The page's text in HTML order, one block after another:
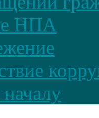
НПА